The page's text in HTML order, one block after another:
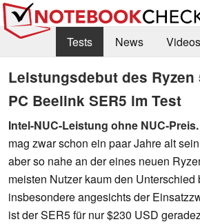
Tests News
Videos
Benchmarks & Tech
Externe Tests
Kaufberatung
Deals Suche
Forum
Leistungsdebut des Ryzen
PC Beelink SER5 im Test
Intel-NUC-Leistung ohne NUC-Preis.
mag zwar schon ein paar Jahre alt
aber so nahe an der eines neuen
meisten Nutzer kaum den Unterschied
insbesondere angesichts der
ist der SER5 für nur $230 USD